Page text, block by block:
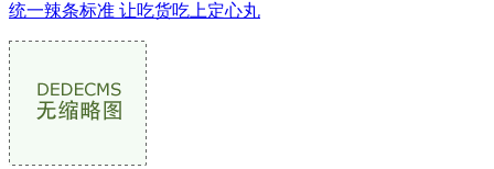
统一辣条标准 让吃货吃上定心丸